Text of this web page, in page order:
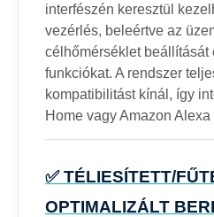
interfészén keresztül
vezérlés, beleértve az
célhőmérséklet beállítását
funkciókat. A rendszer
kompatibilitást kínál, így
Home vagy Amazon
✅ TÉLIESÍTETT/
OPTIMALIZÁLT